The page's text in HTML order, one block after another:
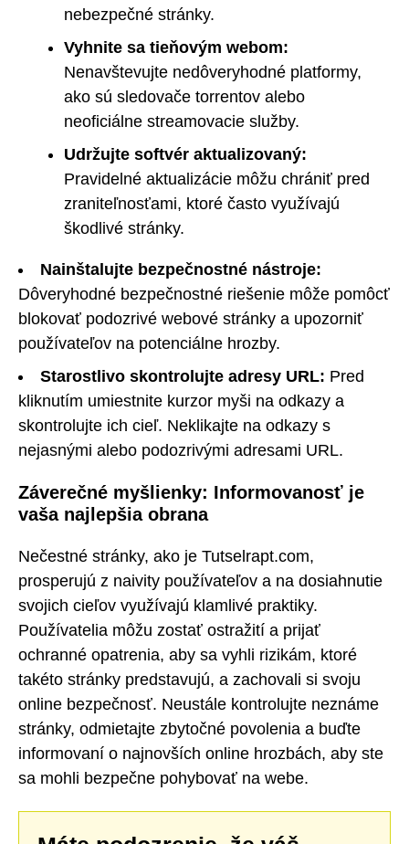
nebezpečné stránky.
Vyhnite sa tieňovým webom:
Nenavštevujte nedôveryhodné platformy,
ako sú sledovače torrentov alebo
neoficiálne streamovacie služby.
Udržujte softvér aktualizovaný:
Pravidelné aktualizácie môžu chrániť pred
zraniteľnosťami, ktoré často využívajú
škodlivé stránky.
Nainštalujte bezpečnostné nástroje:
Dôveryhodné bezpečnostné riešenie môže pomôcť
blokovať podozrivé webové stránky a upozorniť
používateľov na potenciálne hrozby.
Starostlivo skontrolujte adresy URL: Pred
kliknutím umiestnite kurzor myši na odkazy a
skontrolujte ich cieľ. Neklikajte na odkazy s
nejasnými alebo podozrivými adresami URL.
Záverečné myšlienky: Informovanosť je
vaša najlepšia obrana
Nečestné stránky, ako je Tutselrapt.com,
prosperujú z naivity používateľov a na dosiahnutie
svojich cieľov využívajú klamlivé praktiky.
Používatelia môžu zostať ostražití a prijať
ochranné opatrenia, aby sa vyhli rizikám, ktoré
takéto stránky predstavujú, a zachovali si svoju
online bezpečnosť. Neustále kontrolujte neznáme
stránky, odmietajte zbytočné povolenia a buďte
informovaní o najnovších online hrozbách, aby ste
sa mohli bezpečne pohybovať na webe.